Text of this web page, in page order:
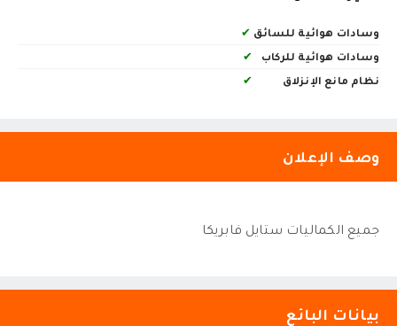
وسادات هوائية للسائق ✔
وسادات هوائية للركاب
✔
نظام مانع الإنزلاق
✔
وصف الإعلان
جميع الكماليات ستايل فابريكا
بيانات البائع